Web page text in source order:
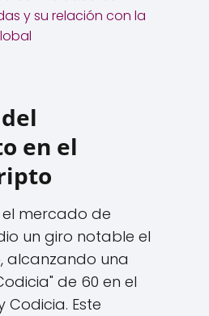
y su relación con la
en el
el mercado de
un giro notable el
una
de 60 en el
Codicia. Este